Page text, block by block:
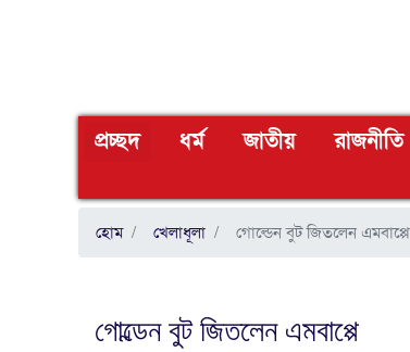
প্রচ্ছদ(CURRENT)
ধর্ম জাতীয় রাজনীতি
হোম খেলাধূলা গোল্ডেন বুট জিতলেন এমবাপ্পে
গোল্ডেন বুট জিতলেন এমবাপ্পে